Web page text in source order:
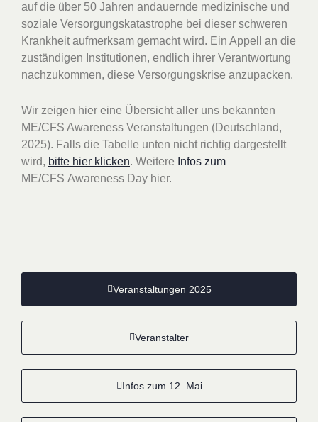
auf die über 50 Jahren andauernde medizinische und
soziale Versorgungskatastrophe bei dieser schweren
Krankheit aufmerksam gemacht wird. Ein Appell an die
zuständigen Institutionen, endlich ihrer Verantwortung
nachzukommen, diese Versorgungskrise anzupacken.
Wir zeigen hier eine Übersicht aller uns bekannten
ME/CFS Awareness Veranstaltungen (Deutschland,
2025). Falls die Tabelle unten nicht richtig dargestellt
wird, bitte hier klicken. Weitere Infos zum
ME/CFS Awareness Day hier.
Veranstaltungen 2025
Veranstalter
Infos zum 12. Mai